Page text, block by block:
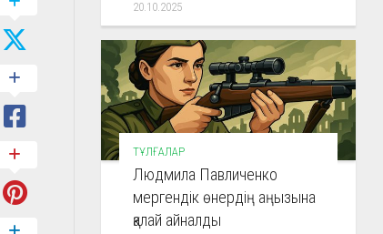
20.10.2025
ТҰЛҒАЛАР
Людмила Павличенко
мергендік өнердің аңызына
қалай айналды